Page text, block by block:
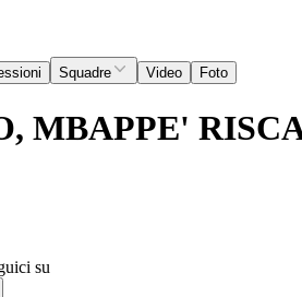
Squadre Video Foto
MBAPPE'
su